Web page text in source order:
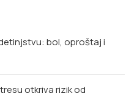
bol, oproštaj i
otkriva rizik od